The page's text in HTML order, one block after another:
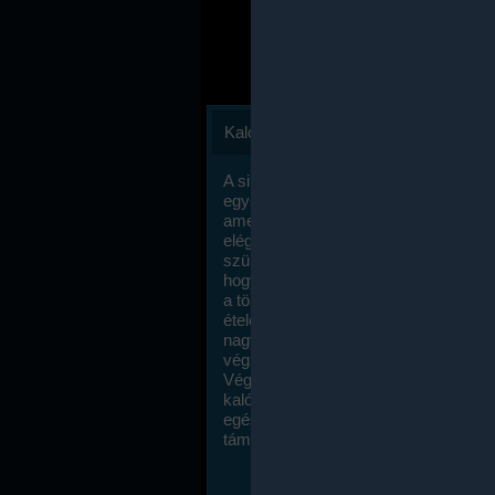
Kalóriaszámlálás
A sikeres fogyás titka valójában igen
egyszerű: égess több energiát, mint
amennyit beviszel. Természetesen
elég nagy fegyelemre és akaraterőre
szükség, de meglepődve fogod
hogy a kalóriaszámolás mennyire
a többi diétához képest. Itt nincsenek
ételek és a megengedett kalóriabevitelt
nagymértékben növelheted ha
végzel.
Végül, de nem utolsó sorban, a
kalóriaszámolás módszerét a legtöbb
egészségügyi szakorvos ajánlja és
támogatja.